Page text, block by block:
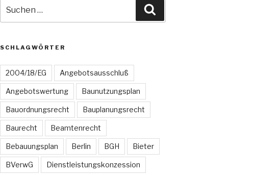
nach:
SCHLAGWÖRTER
2004/18/EG Angebotsausschluß
Angebotswertung Baunutzungsplan
Bauordnungsrecht Bauplanungsrecht
Baurecht Beamtenrecht
Bebauungsplan Berlin BGH Bieter
BVerwG Dienstleistungskonzession